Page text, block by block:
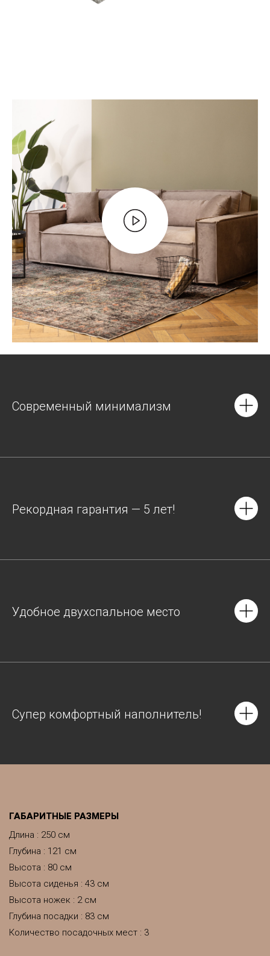
Современный минимализм
Рекордная гарантия — 5 лет!
Удобное двухспальное место
Супер комфортный наполнитель!
ГАБАРИТНЫЕ РАЗМЕРЫ
Длина : 250 см
Глубина : 121 см
Высота : 80 см
Высота сиденья : 43 см
Высота ножек : 2 см
Глубина посадки : 83 см
Количество посадочных мест : 3